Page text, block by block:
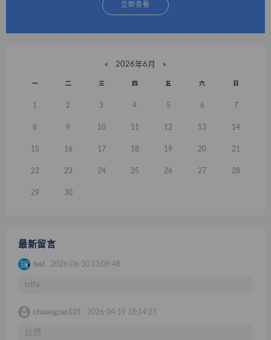
立即查看
« 2026年6月 »
一 二 三 四 五 六 日
1 2 3 4 5 6 7
8 9 10 11 12 13 14
15 16 17 18 19 20 21
22 23 24 25 26 27 28
29 30
最新留言
test 2026-06-30 13:09:48
sdfa
chuangzao101 2026-04-19 18:14:23
公然